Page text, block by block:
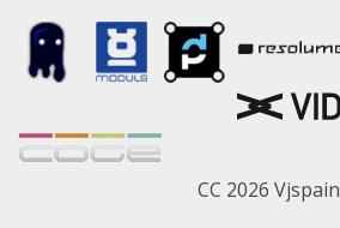
CC 2026 Vjspain